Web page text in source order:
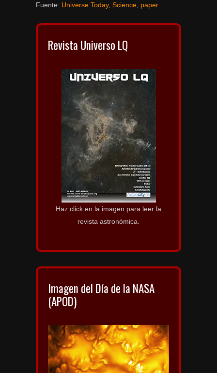
Fuente: Universe Today, Science paper
Revista Universo LQ
Haz click en la imagen para leer la
revista astronómica.
Imagen del Día de la NASA
(APOD)